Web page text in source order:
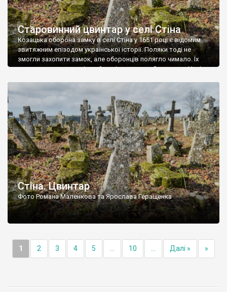
Старовинний цвинтар у селі Стіна
Козацька оборона замку в селі Стіна у 1651 році є відомим
звитяжним епізодом української історії. Поляки тоді не
змогли захопити замок, але оборонців полягло чимало. Їх
поховали на цвинтарі, який тоді називався Замковим. Нині на
ньому чимало хрестів 19 століття, є такі, де епітафії стер […]
Стіна. Цвинтар
Фото Романа Маленкова та Ярослава Геращенка
1 2 3 4 5 10 Далі » »